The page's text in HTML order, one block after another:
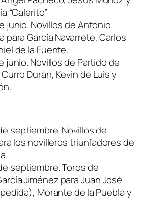
“Calerito”
junio. Novillos de Antonio
para García Navarrete, Carlos
de la Fuente.
junio. Novillos de Partido de
Durán, Kevin de Luis y
septiembre. Novillos de
los novilleros triunfadores de
septiembre. Toros de
Jiménez para Juan José
Morante de la Puebla y